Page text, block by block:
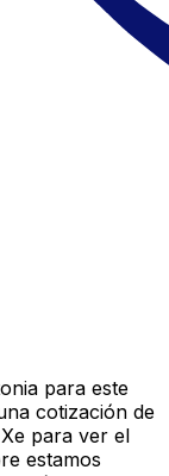
para este
cotización de
para ver el
estamos